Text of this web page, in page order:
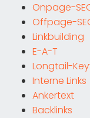
Onpage-
Offpage-
Linkbuilding
E-A-T
Longtail-
Interne Links
Ankertext
Backlinks